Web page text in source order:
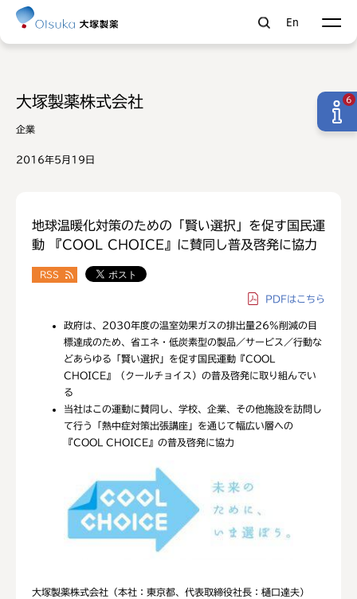
En
大塚製薬株式会社
企業
2016年5月19日
地球温暖化対策のための「賢い選択」を促す国民運
動 『COOL CHOICE』に賛同し普及啓発に協力
RSS
PDFはこちら
政府は、2030年度の温室効果ガスの排出量26%削減の目
標達成のため、省エネ・低炭素型の製品／サービス／行動な
どあらゆる「賢い選択」を促す国民運動『COOL
CHOICE』（クールチョイス）の普及啓発に取り組んでい
る
当社はこの運動に賛同し、学校、企業、その他施設を訪問し
て行う「熱中症対策出張講座」を通じて幅広い層への
『COOL CHOICE』の普及啓発に協力
大塚製薬株式会社（本社：東京都、代表取締役社長：樋口達夫）
6